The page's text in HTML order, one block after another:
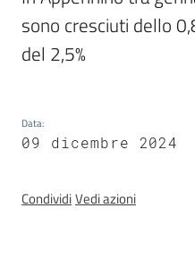
Programmi
e
risorse
sono cresciuti dello
del 2,5%
Data:
09 dicembre 2024
CondividiVedi azioni